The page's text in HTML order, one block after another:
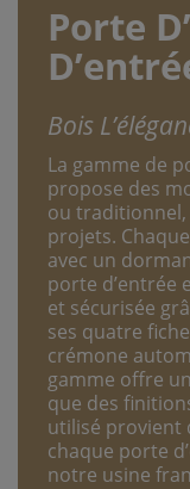
Porte
Bois
La gamme de
propose des
ou
projets.
avec un
porte d’entrée
et sécurisée
ses quatre
crémone
gamme offre
que des
utilisé provient
chaque porte
notre usine